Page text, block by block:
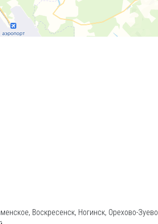
Воскресенск, Ногинск, Орехово-Зуево.